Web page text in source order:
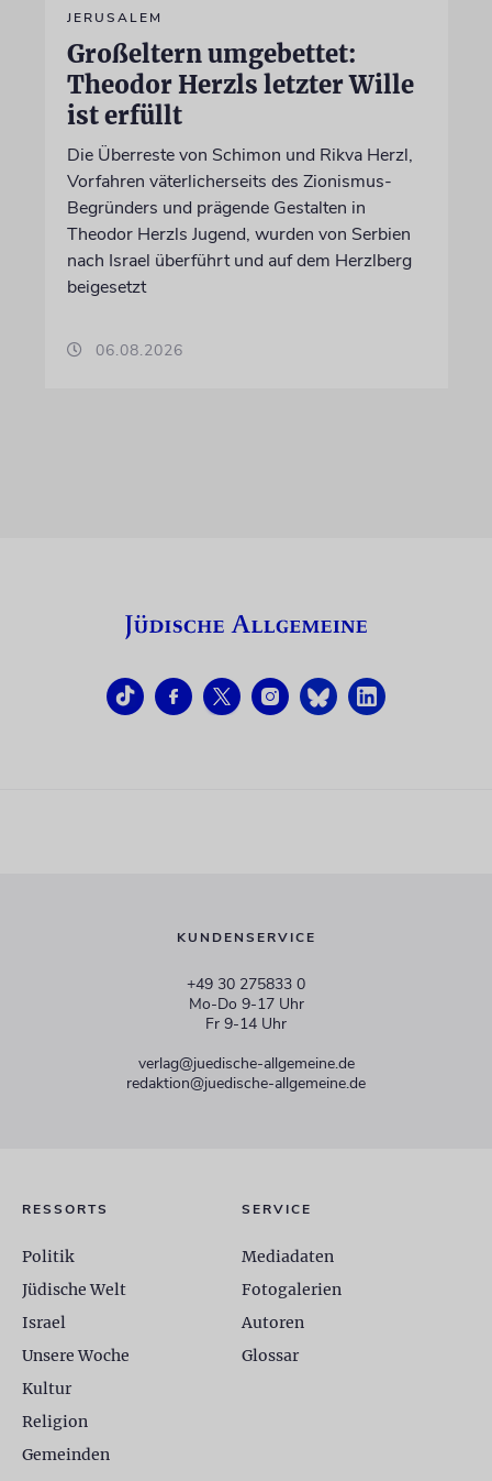
JERUSALEM
Großeltern umgebettet:
Theodor Herzls letzter Wille
ist erfüllt
Die Überreste von Schimon und Rikva Herzl,
Vorfahren väterlicherseits des Zionismus-
Begründers und prägende Gestalten in
Theodor Herzls Jugend, wurden von Serbien
nach Israel überführt und auf dem Herzlberg
beigesetzt
06.08.2026
KUNDENSERVICE
+49 30 275833 0
Mo-Do 9-17 Uhr
Fr 9-14 Uhr
verlag@juedische-allgemeine.de
redaktion@juedische-allgemeine.de
RESSORTS
Politik
Jüdische Welt
Israel
Unsere Woche
Kultur
Religion
Gemeinden
SERVICE
Mediadaten
Fotogalerien
Autoren
Glossar